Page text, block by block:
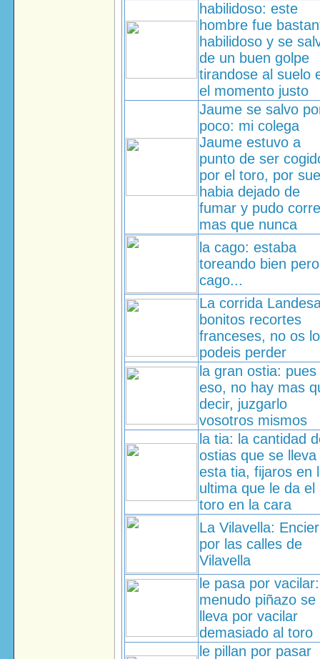
habilidoso: este
hombre fue
habilidoso y se
de un buen golpe
tirandose al suelo
el momento justo
Jaume se salvo
poco: mi colega
Jaume estuvo a
punto de ser
por el toro, por
habia dejado de
fumar y pudo
mas que nunca
la cago: estaba
toreando bien
cago...
La corrida
bonitos recortes
franceses, no os lo
podeis perder
la gran ostia: pues
eso, no hay mas
decir, juzgarlo
vosotros mismos
la tia: la cantidad
ostias que se lleva
esta tia, fijaros en
ultima que le da el
toro en la cara
La Vilavella:
por las calles de
Vilavella
le pasa por vacilar:
menudo piñazo se
lleva por vacilar
demasiado al toro
le pillan por pasar